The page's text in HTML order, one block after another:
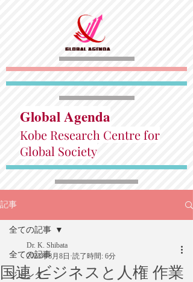
Global Agenda
Kobe Research Centre for
Global Society
記事
全ての記事
ジェンダー
全ての記事
国連 ビジネスと人権 作業
Dr. K. Shibata
2023年8月8日 読了時間: 6分